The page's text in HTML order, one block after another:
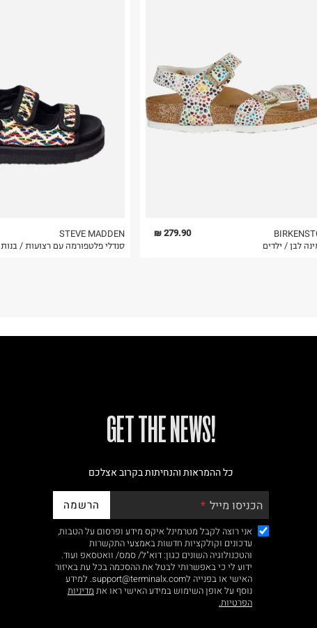
STEVE MADDEN
סנדלי פלטפורמה עם רצועות / בנות
279.90 ₪
לבן / ילדים
!GET THE NEWS
כל ההמראות והנחיתות בקרוב אצלכם
הכניסו מייל הרשמה
אני רוצה לקבל מטרמינל איקס מידע ופרסום על הטבות,
עדכונים וקולקציות חדשות באמצעי התקשרות
והטכנולוגיה השונים כגון: דוא"ל/ סמס/ וואטסאפ ועוד.
ידוע לי כי באפשרותי לבטל את ההסכמה בכל עת באיזור
האישי או בפנייה לsupport@terminalx.com. למידע
נוסף על אופן השימוש במידע האישי ראו את מדיניות
הפרטיות.